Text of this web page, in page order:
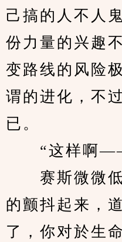
己搞的人不人
份力量的兴趣
变路线的风险
谓的进化，不
已。
“这样啊
赛斯微微低
的颤抖起来，
了，你对於生